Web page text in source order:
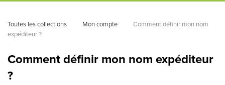
Toutes les collections Mon compte
Comment définir mon nom
expéditeur ?
Comment définir mon nom expéditeur
?